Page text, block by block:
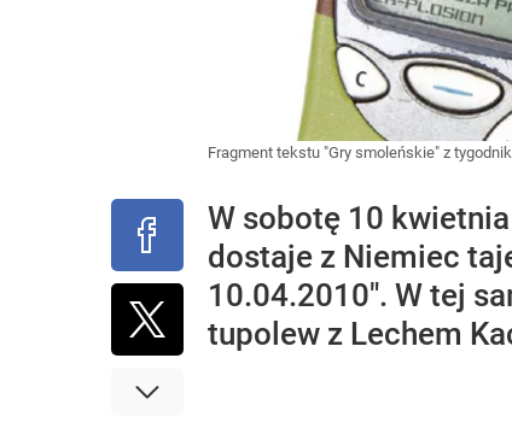
Fragment tekstu "Gry smoleńskie" z
W sobotę 10
dostaje z Niemiec
10.04.2010". W tej
tupolew z Lechem